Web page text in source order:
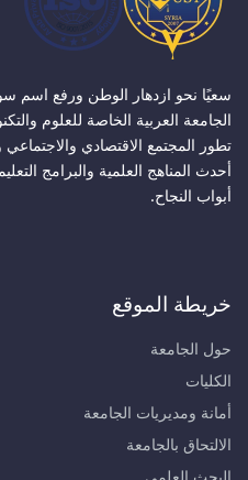
سعيًا نحو ازدهار الوطن ورفع اسم
الجامعة العربية الخاصة للعلوم
تطور المجتمع الاقتصادي
أحدث المناهج العلمية والبرامج
أبواب النجاح.
خريطة الموقع
حول الجامعة
الكليات
أمانة ومديريات الجامعة
الالتحاق بالجامعة